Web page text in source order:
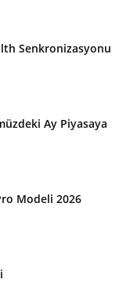
Senkronizasyonu
Ay Piyasaya
Modeli 2026